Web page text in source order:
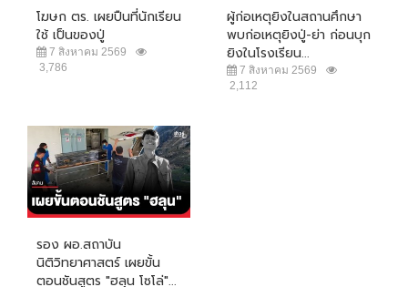
โฆษก ตร. เผยปืนที่นักเรียน
ใช้ เป็นของปู่
7 สิงหาคม 2569
3,786
ผู้ก่อเหตุยิงในสถานศึกษา
พบก่อเหตุยิงปู่-ย่า ก่อนบุก
ยิงในโรงเรียน...
7 สิงหาคม 2569
2,112
รอง ผอ.สถาบัน
นิติวิทยาศาสตร์ เผยขั้น
ตอนชันสูตร "ฮลุน โซโล่"...